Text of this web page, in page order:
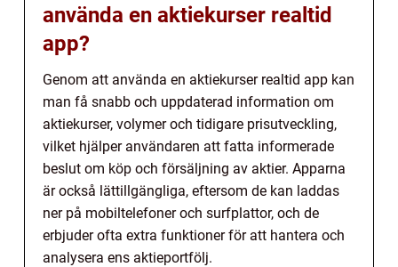
använda en aktiekurser realtid
app?
Genom att använda en aktiekurser realtid app kan
man få snabb och uppdaterad information om
aktiekurser, volymer och tidigare prisutveckling,
vilket hjälper användaren att fatta informerade
beslut om köp och försäljning av aktier. Apparna
är också lättillgängliga, eftersom de kan laddas
ner på mobiltelefoner och surfplattor, och de
erbjuder ofta extra funktioner för att hantera och
analysera ens aktieportfölj.